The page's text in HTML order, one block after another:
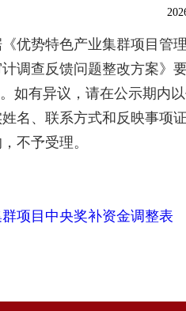
优势特色产业集群项目管
调查反馈问题整改方案》
。如有异议，请在公示期内
名、联系方式和反映事项
不予受理。
项目中央奖补资金调整表